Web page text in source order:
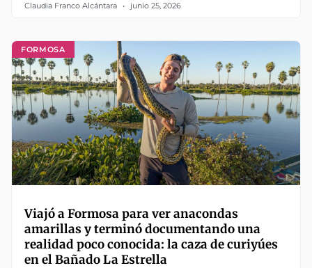
Claudia Franco Alcántara junio 25, 2026
FORMOSA
Viajó a Formosa para ver anacondas
amarillas y terminó documentando una
realidad poco conocida: la caza de curiyúes
en el Bañado La Estrella